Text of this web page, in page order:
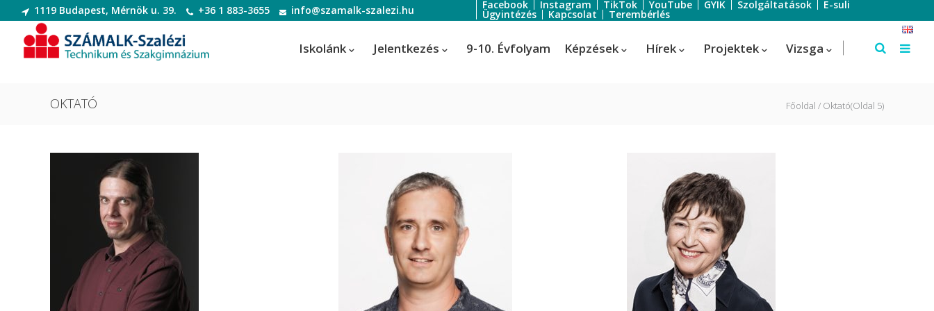
1119 Budapest, Mérnök u. 39. +36 1 883-3655 info@szamalk-szalezi.hu Facebook Instagram TikTok YouTube GYIK Szolgáltatások E-suli
Ügyintézés Kapcsolat Terembérlés
Iskolánk Jelentkezés 9-10. Évfolyam Képzések
alkalmazás-üzemeltető technikus
Informatikai rendszer- és
alkalmazás-üzemeltető technikus
Szoftverfejlesztő és -tesztelő
Szoftverfejlesztő és -tesztelő
Digitális festő és média designer
Digitális festő és média designer
Divat-, jelmez- és díszlettervező
Divat-, jelmez- és díszlettervező
Szálloda-szervező
Turisztikai technikus – 1 éves
képzés!
Turisztikai technikus
(Idegenvezető)
Turisztikai technikus (turisztikai
szervező)
Hírek Projektek Vizsga
OKTATÓ Főoldal Oktató(Oldal 5)